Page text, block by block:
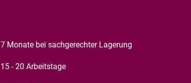
7 Monate bei sachgerechter Lagerung
15 - 20 Arbeitstage